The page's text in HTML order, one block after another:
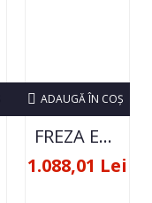
FREZA ELECTRICA STRONG 210 35000 RPM- ORIGINALA
1.088,01 Lei
ADAUGĂ ÎN COŞ